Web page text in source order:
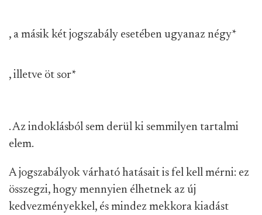
, a másik két jogszabály esetében ugyanaz négy*
, illetve öt sor*
. Az indoklásból sem derül ki semmilyen tartalmi
elem.
A jogszabályok várható hatásait is fel kell mérni: ez
összegzi, hogy mennyien élhetnek az új
kedvezményekkel, és mindez mekkora kiadást